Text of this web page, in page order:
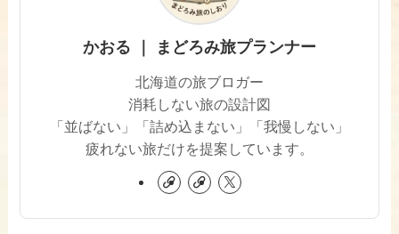
かおる ｜ まどろみ旅プランナー
北海道の旅ブロガー
消耗しない旅の設計図
「並ばない」「詰め込まない」「我慢しない」
疲れない旅だけを提案しています。